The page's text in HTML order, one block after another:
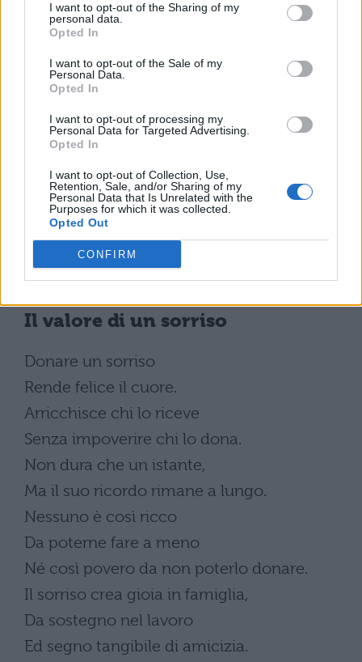
I want to opt-out of the Sharing of my
personal data.
Opted In
I want to opt-out of the Sale of my
Personal Data.
Opted In
I want to opt-out of processing my
Personal Data for Targeted Advertising.
Opted In
I want to opt-out of Collection, Use,
Retention, Sale, and/or Sharing of my
Personal Data that Is Unrelated with the
Purposes for which it was collected.
Opted Out
CONFIRM
Una risata.
Forse un giorno
la sentirò prorompermi in gola.
Giorno di gran sole,
risata sopra il mondo,
e poi
due braccia
che mi sollevino ansante
verso la prima stella della sera.
(Sibilla Aleramo)
Il valore di un sorriso
Donare un sorriso
Rende felice il cuore.
Arricchisce chi lo riceve
Senza impoverire chi lo dona.
Non dura che un istante,
Ma il suo ricordo rimane a lungo.
Nessuno è così ricco
Da poterne fare a meno
Né così povero da non poterlo donare.
Il sorriso crea gioia in famiglia,
Da sostegno nel lavoro
Ed segno tangibile di amicizia.